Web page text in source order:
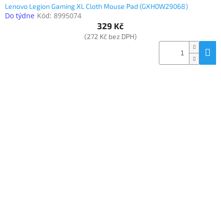
Lenovo Legion Gaming XL Cloth Mouse Pad (GXH0W29068)
Do týdne Kód: 8995074
329 Kč
(272 Kč bez DPH)